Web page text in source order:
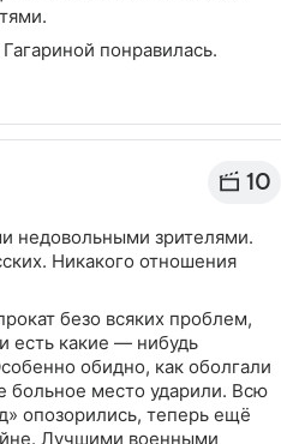
понравилась.
10
недовольными зрителями.
Никакого отношения
безо всяких проблем,
есть какие — нибудь
обидно, как оболгали
больное место ударили. Всю
опозорились, теперь ещё
Лучшими военными